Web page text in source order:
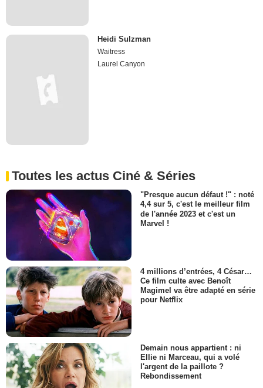
Heidi Sulzman
Waitress
Laurel Canyon
Toutes les actus Ciné & Séries
"Presque aucun défaut !" : noté
4,4 sur 5, c'est le meilleur film
de l'année 2023 et c'est un
Marvel !
4 millions d’entrées, 4 César…
Ce film culte avec Benoît
Magimel va être adapté en série
pour Netflix
Demain nous appartient : ni
Ellie ni Marceau, qui a volé
l'argent de la paillote ?
Rebondissement